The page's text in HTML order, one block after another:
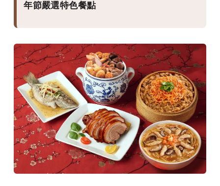
年節嚴選特色餐點